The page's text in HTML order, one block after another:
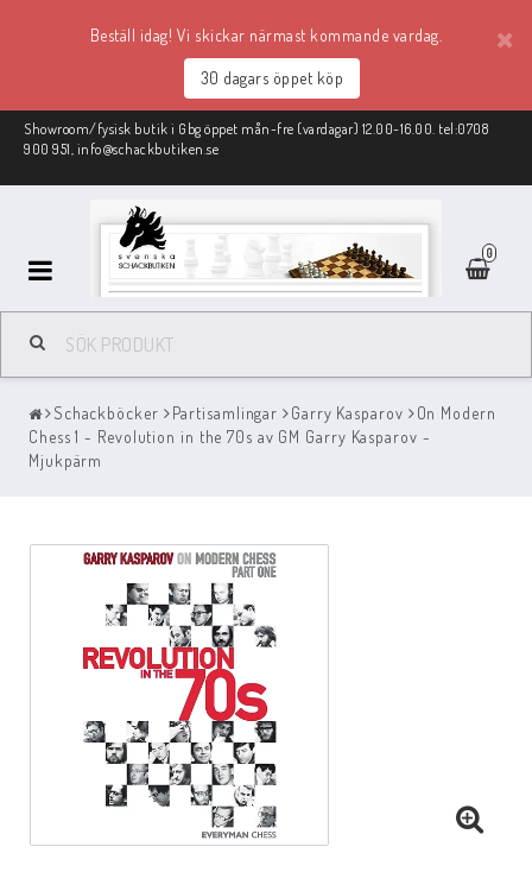
Beställ idag! Vi skickar närmast kommande vardag.
30 dagars öppet köp
Showroom/fysisk butik i Gbg öppet mån-fre (vardagar) 12.00-16.00. tel:0708
900 951, info@schackbutiken.se
0
Schackmaterial
REA
Black Week 2025
Lektioner/undervisning
Schackdatorer
Utgivningsår
Schackböcker Partisamlingar Garry Kasparov
On Modern
Chess 1 - Revolution in the 70s av GM Garry Kasparov -
Mjukpärm